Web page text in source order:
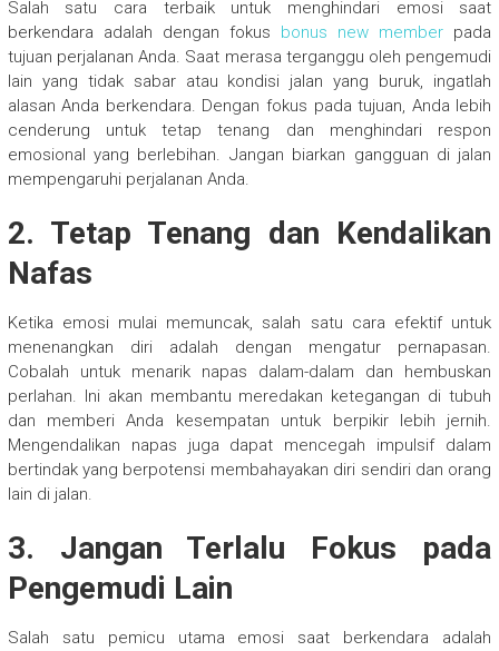
Salah satu cara terbaik untuk menghindari emosi saat
berkendara adalah dengan fokus bonus new member pada
tujuan perjalanan Anda. Saat merasa terganggu oleh pengemudi
lain yang tidak sabar atau kondisi jalan yang buruk, ingatlah
alasan Anda berkendara. Dengan fokus pada tujuan, Anda lebih
cenderung untuk tetap tenang dan menghindari respon
emosional yang berlebihan. Jangan biarkan gangguan di jalan
mempengaruhi perjalanan Anda.
2. Tetap Tenang dan Kendalikan
Nafas
Ketika emosi mulai memuncak, salah satu cara efektif untuk
menenangkan diri adalah dengan mengatur pernapasan.
Cobalah untuk menarik napas dalam-dalam dan hembuskan
perlahan. Ini akan membantu meredakan ketegangan di tubuh
dan memberi Anda kesempatan untuk berpikir lebih jernih.
Mengendalikan napas juga dapat mencegah impulsif dalam
bertindak yang berpotensi membahayakan diri sendiri dan orang
lain di jalan.
3. Jangan Terlalu Fokus pada
Pengemudi Lain
Salah satu pemicu utama emosi saat berkendara adalah